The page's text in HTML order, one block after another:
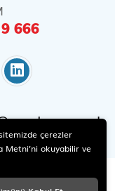
666
çerezler
Metni’ni okuyabilir ve